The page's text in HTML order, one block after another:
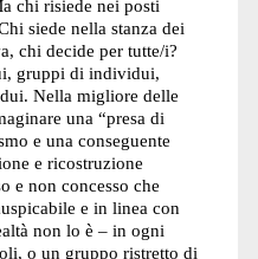
chi risiede nei posti
siede nella stanza dei
chi decide per tutte/i?
gruppi di individui,
Nella migliore delle
una “presa di
e una conseguente
e ricostruzione
e non concesso che
e in linea con
non lo è – in ogni
o un gruppo ristretto di